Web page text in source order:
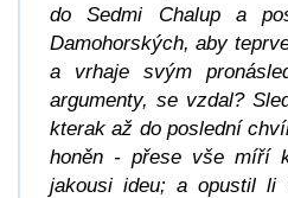
do Sedmi Chalup a
Damohorských, aby
a vrhaje svým
argumenty, se vzdal?
kterak až do poslední
honěn - přese vše míří
jakousi ideu; a opustil li